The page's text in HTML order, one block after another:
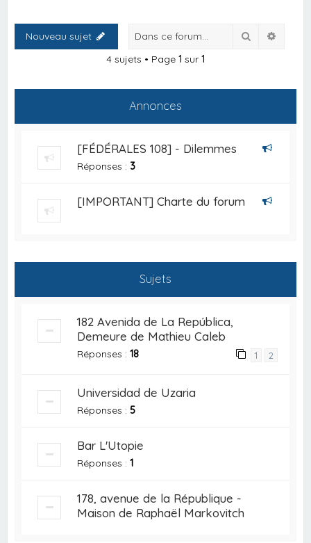
Nouveau sujet Rechercher
4 sujets • Page 1 sur 1
Annonces
[FÉDÉRALES 108] - Dilemmes
Réponses : 3
[IMPORTANT] Charte du forum
Sujets
182 Avenida de La República,
Demeure de Mathieu Caleb
Réponses :18 1 2
Universidad de Uzaria
Réponses : 5
Bar L'Utopie
Réponses :1
178, avenue de la République -
Maison de Raphaël Markovitch